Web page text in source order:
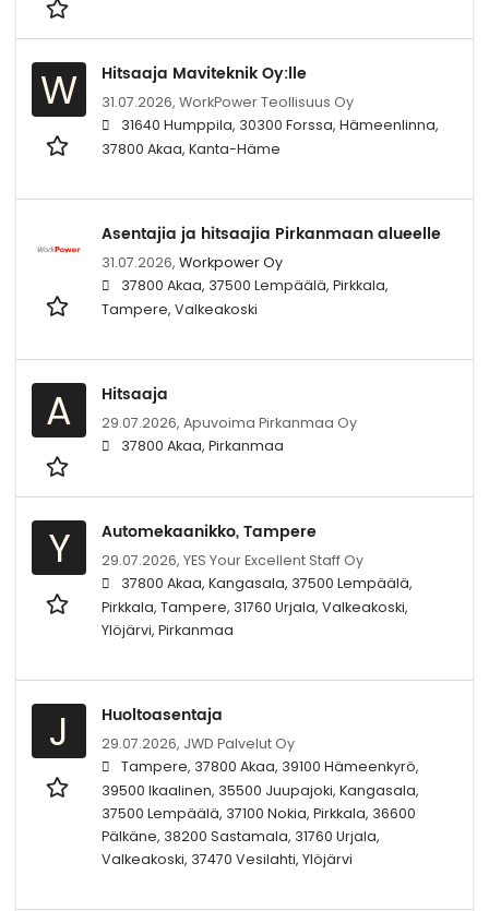
W Hitsaaja Maviteknik Oy:lle
31.07.2026, WorkPower Teollisuus Oy
31640 Humppila, 30300 Forssa, Hämeenlinna,
37800 Akaa, Kanta-Häme
Asentajia ja hitsaajia Pirkanmaan alueelle
31.07.2026, Workpower Oy
37800 Akaa, 37500 Lempäälä, Pirkkala,
Tampere, Valkeakoski
A Hitsaaja
29.07.2026, Apuvoima Pirkanmaa Oy
37800 Akaa, Pirkanmaa
Y Automekaanikko, Tampere
29.07.2026, YES Your Excellent Staff Oy
37800 Akaa, Kangasala, 37500 Lempäälä,
Pirkkala, Tampere, 31760 Urjala, Valkeakoski,
Ylöjärvi, Pirkanmaa
J Huoltoasentaja
29.07.2026, JWD Palvelut Oy
Tampere, 37800 Akaa, 39100 Hämeenkyrö,
39500 Ikaalinen, 35500 Juupajoki, Kangasala,
37500 Lempäälä, 37100 Nokia, Pirkkala, 36600
Pälkäne, 38200 Sastamala, 31760 Urjala,
Valkeakoski, 37470 Vesilahti, Ylöjärvi